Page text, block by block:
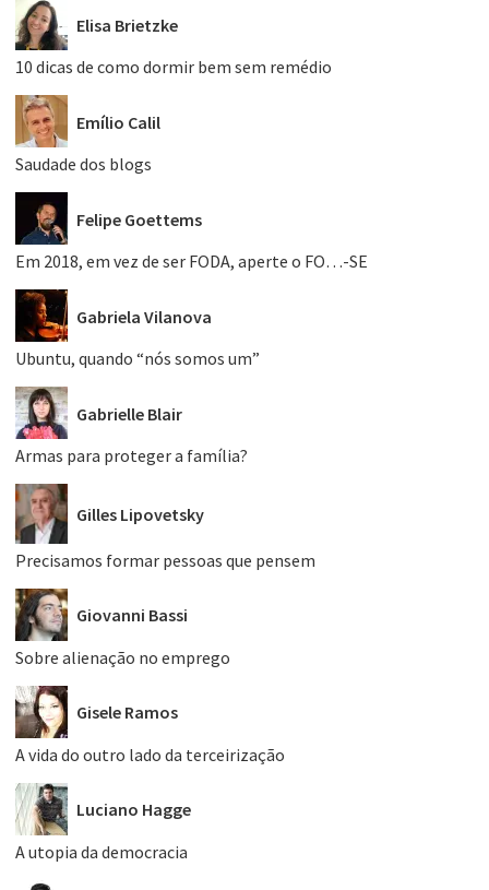
Elisa Brietzke
10 dicas de como dormir bem sem remédio
Emílio Calil
Saudade dos blogs
Felipe Goettems
Em 2018, em vez de ser FODA, aperte o FO…-SE
Gabriela Vilanova
Ubuntu, quando “nós somos um”
Gabrielle Blair
Armas para proteger a família?
Gilles Lipovetsky
Precisamos formar pessoas que pensem
Giovanni Bassi
Sobre alienação no emprego
Gisele Ramos
A vida do outro lado da terceirização
Luciano Hagge
A utopia da democracia